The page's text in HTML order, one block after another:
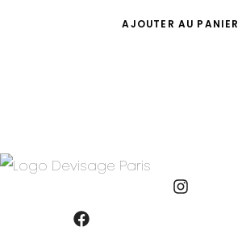
AJOUTER AU PANIER